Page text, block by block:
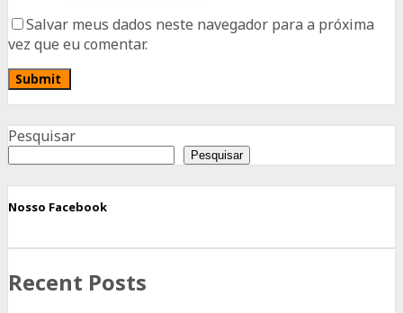
Salvar meus dados neste navegador para a próxima
vez que eu comentar.
Pesquisar
Pesquisar
Nosso Facebook
Recent Posts